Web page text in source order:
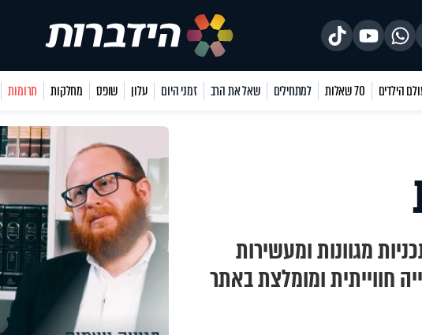
הילדים 70 שאלות למתחילים שאל את הרב זמני היום עלון שופס מחלקות תרומות
מגוונות ומעשירות
חווייתית ומומלצת באתר